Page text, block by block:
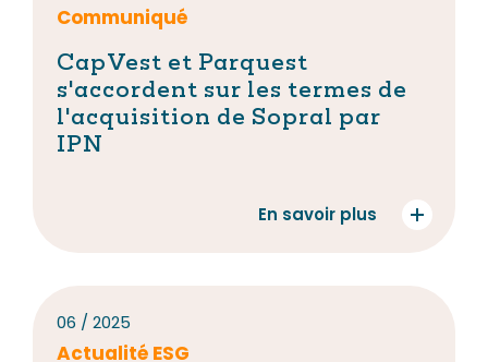
Communiqué
CapVest et Parquest
s'accordent sur les termes de
l'acquisition de Sopral par
IPN
En savoir plus
06 / 2025
Actualité ESG